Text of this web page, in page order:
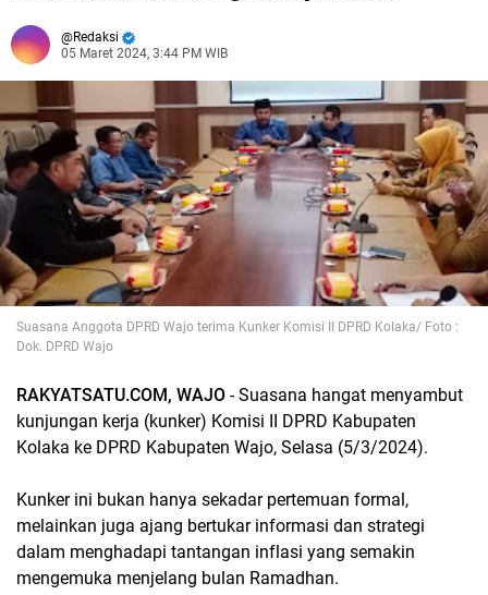
Redaksi
05 Maret 2024, 3:44 PM WIB
Suasana Anggota DPRD Wajo terima Kunker Komisi II DPRD Kolaka/ Foto :
Dok. DPRD Wajo
RAKYATSATU.COM, WAJO - Suasana hangat menyambut
kunjungan kerja (kunker) Komisi II DPRD Kabupaten
Kolaka ke DPRD Kabupaten Wajo, Selasa (5/3/2024).
Kunker ini bukan hanya sekadar pertemuan formal,
melainkan juga ajang bertukar informasi dan strategi
dalam menghadapi tantangan inflasi yang semakin
mengemuka menjelang bulan Ramadhan.